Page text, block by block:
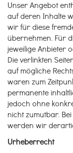
Unser Angebot
auf deren Inhalte
wir für diese
übernehmen. Für
jeweilige Anbieter
Die verlinkten
auf mögliche
waren zum
permanente
jedoch ohne
nicht zumutbar.
werden wir
Urheberrecht